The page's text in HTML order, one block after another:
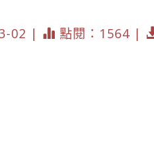
02 | 點閱：1564 |